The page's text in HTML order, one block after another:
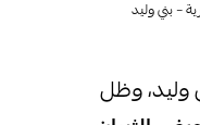
– بني وليد
وليد، وظل